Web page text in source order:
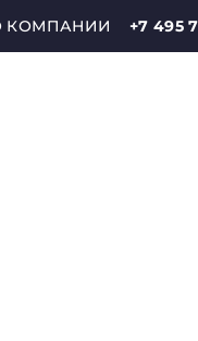
КОМПАНИИ +7 495